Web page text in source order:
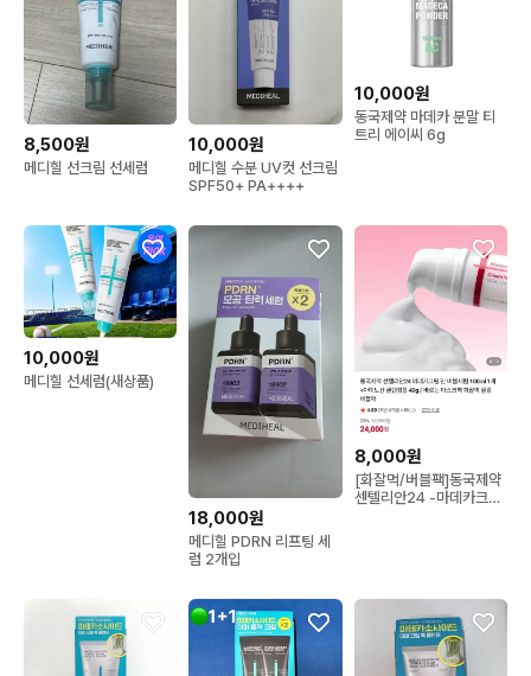
8,500원
메디힐 선크림 선세럼
10,000원
메디힐 수분 UV컷 선크림
SPF50+ PA++++
10,000원
동국제약 마데카 분말 티
트리 에이씨 6g
10,000원
메디힐 선세럼(새상품)
18,000원
메디힐 PDRN 리프팅 세
럼 2개입
8,000원
[화잘먹/버블팩]동국제약
센텔리안24 -마데카크림